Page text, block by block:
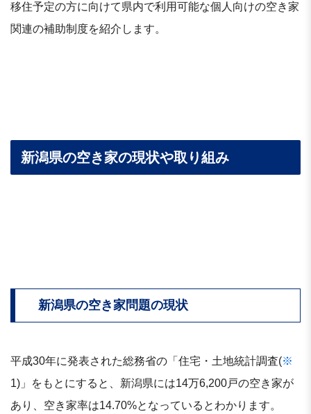
移住予定の方に向けて県内で利用可能な個人向けの空き家
関連の補助制度を紹介します。
新潟県の空き家の現状や取り組み
新潟県の空き家問題の現状
平成30年に発表された総務省の「住宅・土地統計調査(※
1)」をもとにすると、新潟県には14万6,200戸の空き家が
あり、空き家率は14.70%となっているとわかります。